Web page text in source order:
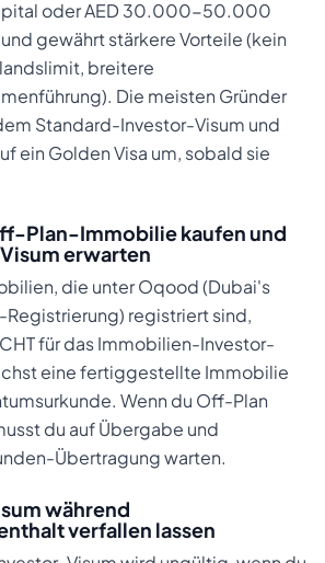
oder AED 30.000-50.000
gewährt stärkere Vorteile (kein
breitere
Die meisten Gründer
Standard-Investor-Visum und
ein Golden Visa um, sobald sie
Plan-Immobilie kaufen und
erwarten
die unter Oqood (Dubai's
registriert sind,
für das Immobilien-Investor-
eine fertiggestellte Immobilie
Wenn du Off-Plan
du auf Übergabe und
Übertragung warten.
während
verfallen lassen